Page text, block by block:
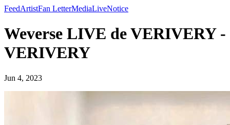
FeedArtistFan LetterMediaLiveNotice
Weverse LIVE de VERIVERY -
VERIVERY
Jun 4, 2023